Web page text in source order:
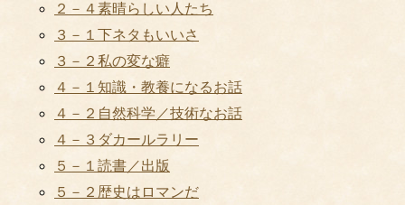
２－４素晴らしい人たち
３－１下ネタもいいさ
３－２私の変な癖
４－１知識・教養になるお話
４－２自然科学／技術なお話
４－３ダカールラリー
５－１読書／出版
５－２歴史はロマンだ